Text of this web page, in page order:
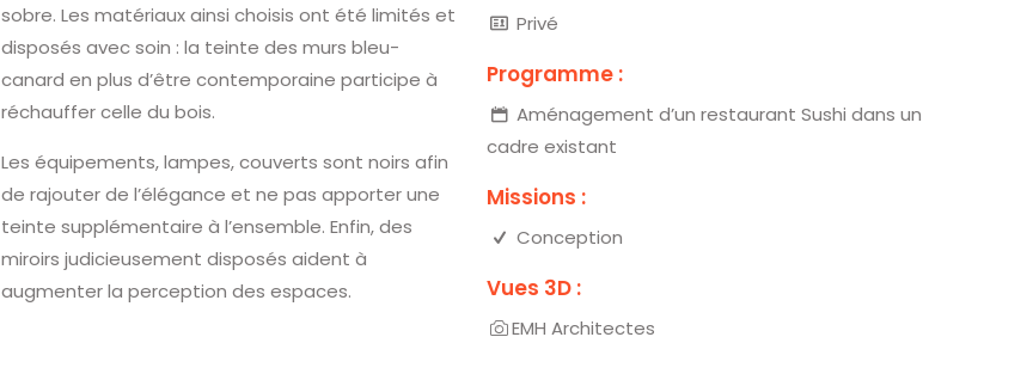
sobre. Les matériaux ainsi choisis ont été limités et
disposés avec soin : la teinte des murs bleu-
canard en plus d’être contemporaine participe à
réchauffer celle du bois.
Les équipements, lampes, couverts sont noirs afin
de rajouter de l’élégance et ne pas apporter une
teinte supplémentaire à l’ensemble. Enfin, des
miroirs judicieusement disposés aident à
augmenter la perception des espaces.
Privé
Programme :
Aménagement d’un restaurant Sushi dans un
cadre existant
Missions :
Conception
Vues 3D :
EMH Architectes